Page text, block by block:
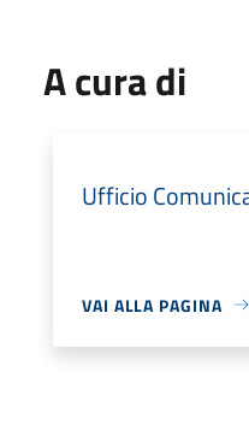
A cura di
Ufficio
VAI ALLA PAGINA